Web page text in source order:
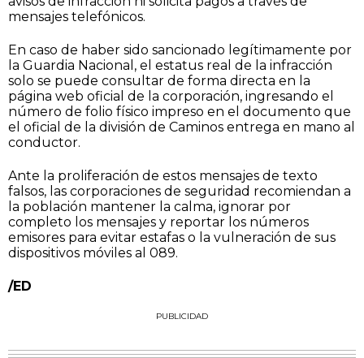
mensajes telefónicos.
En caso de haber sido sancionado legítimamente por
la Guardia Nacional, el estatus real de la infracción
solo se puede consultar de forma directa en la
página web oficial de la corporación, ingresando el
número de folio físico impreso en el documento que
el oficial de la división de Caminos entrega en mano al
conductor.
Ante la proliferación de estos mensajes de texto
falsos, las corporaciones de seguridad recomiendan a
la población mantener la calma, ignorar por
completo los mensajes y reportar los números
emisores para evitar estafas o la vulneración de sus
dispositivos móviles al 089.
/ED
PUBLICIDAD